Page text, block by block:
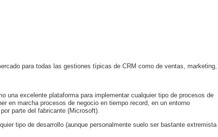
para todas las gestiones típicas de CRM como de ventas, marketing,
una excelente plataforma para implementar cualquier tipo de procesos de
en marcha procesos de negocio en tiempo record, en un entorno
parte del fabricante (Microsoft).
tipo de desarrollo (aunque personalmente suelo ser bastante extremista